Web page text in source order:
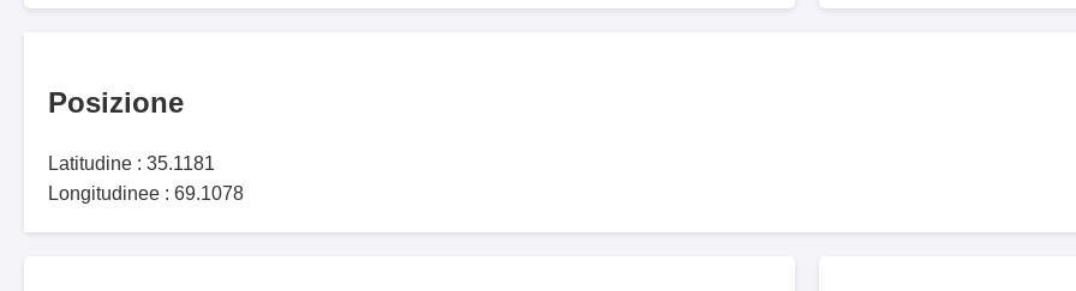
Posizione
Latitudine : 35.1181
Longitudinee : 69.1078